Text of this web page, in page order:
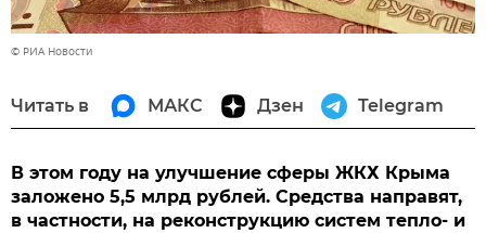
© РИА Новости
Читать в МАКС Дзен Telegram
В этом году на улучшение сферы ЖКХ Крыма
заложено 5,5 млрд рублей. Средства направят,
в частности, на реконструкцию систем тепло- и